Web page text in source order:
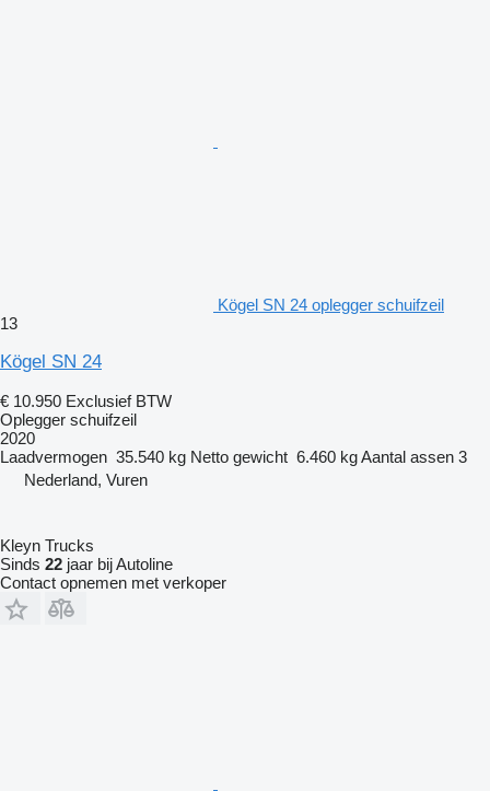
Kögel SN 24 oplegger schuifzeil
13
Kögel SN 24
€ 10.950 Exclusief BTW
Oplegger schuifzeil
2020
Laadvermogen 35.540 kg Netto gewicht 6.460 kgAantal assen 3
Nederland, Vuren
Kleyn Trucks
Sinds 22 jaar bij Autoline
Contact opnemen met verkoper